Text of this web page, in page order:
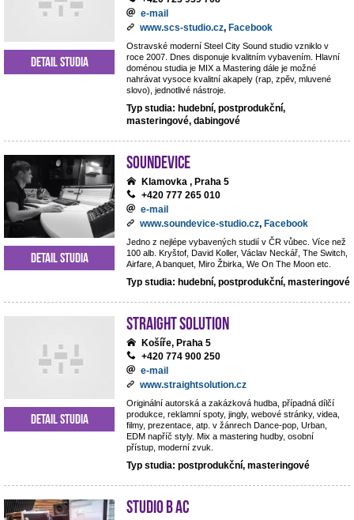
e-mail
www.scs-studio.cz, Facebook
Ostravské moderní Steel City Sound studio vzniklo v
roce 2007. Dnes disponuje kvalitním vybavením. Hlavní
doménou studia je MIX a Mastering dále je možné
nahrávat vysoce kvalitní akapely (rap, zpěv, mluvené
slovo), jednotlivé nástroje.
Typ studia: hudební, postprodukční,
masteringové, dabingové
Detail studia
Soundevice
Klamovka , Praha 5
+420 777 265 010
e-mail
www.soundevice-studio.cz, Facebook
Jedno z nejlépe vybavených studií v ČR vůbec. Více než
100 alb. Kryštof, David Koller, Václav Neckář, The Switch,
Airfare, A banquet, Miro Žbirka, We On The Moon etc.
Typ studia: hudební, postprodukční, masteringové
Detail studia
Straight Solution
Košíře, Praha 5
+420 774 900 250
e-mail
www.straightsolution.cz
Originální autorská a zakázková hudba, případná dílčí
produkce, reklamní spoty, jingly, webové stránky, videa,
filmy, prezentace, atp. v žánrech Dance-pop, Urban,
EDM napříč styly. Mix a mastering hudby, osobní
přístup, moderní zvuk.
Typ studia: postprodukční, masteringové
Detail studia
Studio B AC